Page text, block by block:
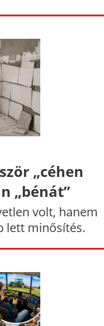
„céhen
„bénát”
volt, hanem
lett minősítés.